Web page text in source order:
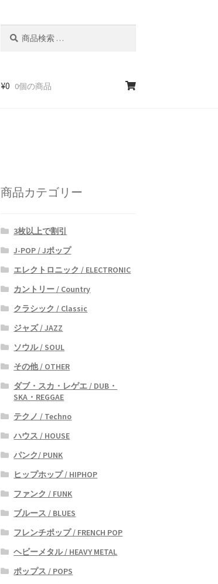
¥0 0個の商品
商品カテゴリー
3枚以上で割引
J-POP / Jポップ
エレクトロニック / ELECTRONIC
カントリー / Country
クラシック / Classic
ジャズ / JAZZ
ソウル / SOUL
その他 / OTHER
ダブ・スカ・レゲエ / DUB・
SKA・REGGAE
テクノ / Techno
ハウス / HOUSE
パンク/ PUNK
ヒップホップ / HIPHOP
ファンク / FUNK
ブルース / BLUES
フレンチポップ / FRENCH POP
ヘビーメタル / HEAVY METAL
ポップス / POPS